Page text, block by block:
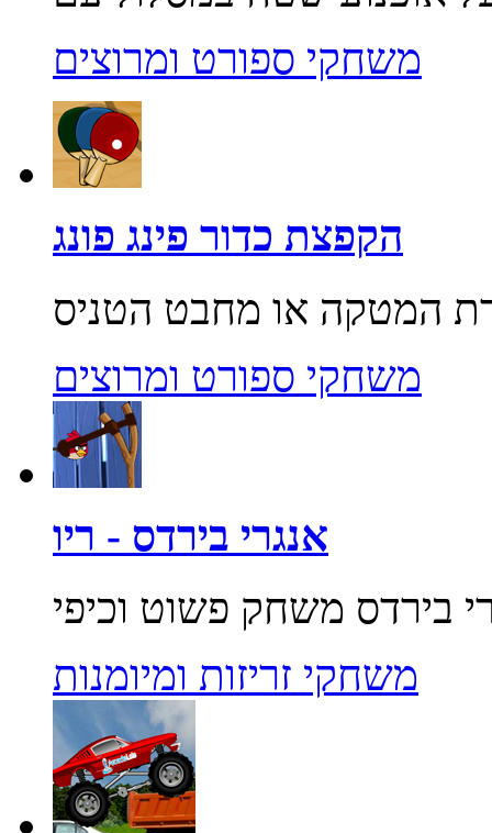
משחקי ספורט ומרוצים
הקפצת כדור פינג פונג
משחקי ספורט ומרוצים
אנגרי בירדס - ריו
משחקי זריזות ומיומנות